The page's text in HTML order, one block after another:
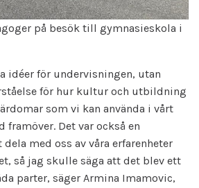
på besök till gymnasieskola i
idéer för undervisningen, utan
för hur kultur och utbildning
som vi kan använda i vårt
framöver. Det var också en
med oss av våra erfarenheter
så jag skulle säga att det blev ett
parter, säger Armina Imamovic,